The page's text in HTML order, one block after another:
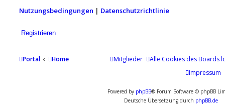
Nutzungsbedingungen | Datenschutzrichtlinie
Registrieren
Portal Home Alle Cookies des Boards
Mitglieder
Impressum
Powered by phpBB® Forum Software © phpBB
Deutsche Übersetzung durch phpBB.de